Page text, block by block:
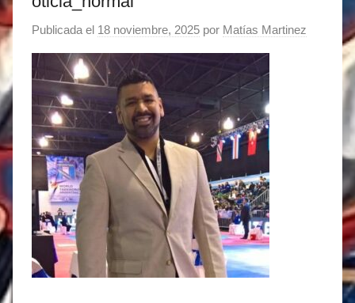
Publicada el 18 noviembre, 2025 por Matías Martinez